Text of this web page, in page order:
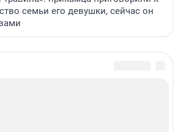
семьи его девушки, сейчас он